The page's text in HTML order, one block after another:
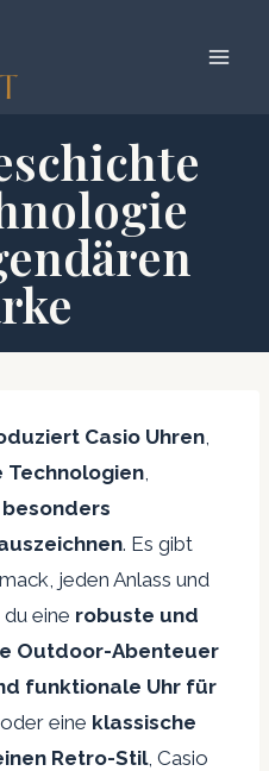
Casio Uhren,
Technologien,
besonders
. Es gibt
jeden Anlass und
eine robuste und
Outdoor-Abenteuer
funktionale Uhr für
oder eine klassische
Retro-Stil, Casio